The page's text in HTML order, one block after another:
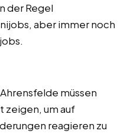
der Regel
aber immer noch
müssen
zeigen, um auf
reagieren zu